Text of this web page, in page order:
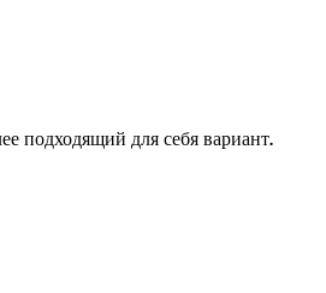
подходящий для себя вариант.